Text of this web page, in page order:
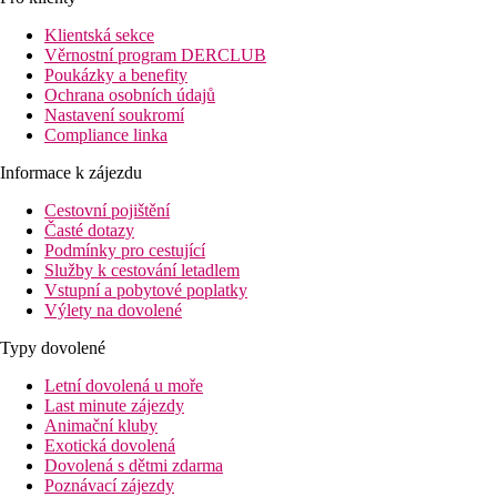
blízko pobřeží, že z něj cítíte vůni oceánu, což z něj činí
vynikající volbu, pokud je vaše dokonalá dovolená zaměřena na
odpojení se od světa a objevování krás, které jih Tenerife nabízí.
V okolí množství barů, restaurací a nákupních možností.
Vybavení
Vstupní hala s recepcí, restaurace, bary, zábavní podniky, dětský
club, parkoviště.
V zahradě bazény, bar u bazénu, terasa s lehátky, slunečníky a
osuškami zdarma.
Pokoje
Dvoulůžkový pokoj, Deluxe:
župany, trepky), smart TV/sat., telefon, minilednice, trezor,
balkon nebo terasa.
Ostatní typy pokojů
výše uvedené vybavení)
Dvoulůžkový pokoj, Deluxe, Boční výhled moře:
výhled na moře.
Dvoulůžkový pokoj, Deluxe, Výhled moře:
moře.
Suita:prostornější, obytný prostor, hydromasážní vana.
Suita, Boční výhled moře:
Klientská sekce
Věrnostní program DERCLUB
Poukázky a benefity
Ochrana osobních údajů
Nastavení soukromí
Compliance linka
Informace k zájezdu
Cestovní pojištění
Časté dotazy
Podmínky pro cestující
Služby k cestování letadlem
Vstupní a pobytové poplatky
Výlety na dovolené
Typy dovolené
Letní dovolená u moře
Last minute zájezdy
Animační kluby
Exotická dovolená
Dovolená s dětmi zdarma
Poznávací zájezdy